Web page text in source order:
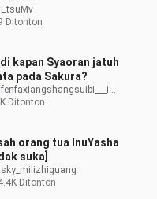
EtsuMv
Ditonton
kapan Syaoran jatuh
pada Sakura?
fenfaxiangshangsuibi___i___i
Ditonton
orang tua InuYasha
suka]
sky_milizhiguang
Ditonton